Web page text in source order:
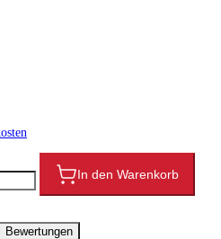
In den Warenkorb
Bewertungen